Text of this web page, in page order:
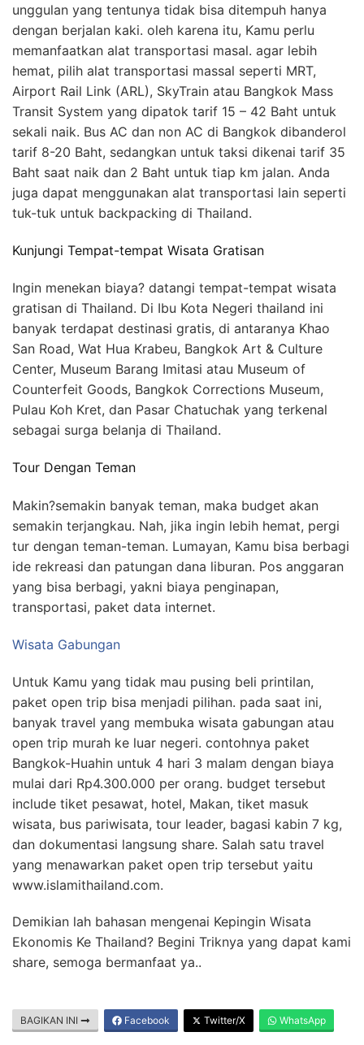
unggulan yang tentunya tidak bisa ditempuh hanya
dengan berjalan kaki. oleh karena itu, Kamu perlu
memanfaatkan alat transportasi masal. agar lebih
hemat, pilih alat transportasi massal seperti MRT,
Airport Rail Link (ARL), SkyTrain atau Bangkok Mass
Transit System yang dipatok tarif 15 – 42 Baht untuk
sekali naik. Bus AC dan non AC di Bangkok dibanderol
tarif 8-20 Baht, sedangkan untuk taksi dikenai tarif 35
Baht saat naik dan 2 Baht untuk tiap km jalan. Anda
juga dapat menggunakan alat transportasi lain seperti
tuk-tuk untuk backpacking di Thailand.
Kunjungi Tempat-tempat Wisata Gratisan
Ingin menekan biaya? datangi tempat-tempat wisata
gratisan di Thailand. Di Ibu Kota Negeri thailand ini
banyak terdapat destinasi gratis, di antaranya Khao
San Road, Wat Hua Krabeu, Bangkok Art & Culture
Center, Museum Barang Imitasi atau Museum of
Counterfeit Goods, Bangkok Corrections Museum,
Pulau Koh Kret, dan Pasar Chatuchak yang terkenal
sebagai surga belanja di Thailand.
Tour Dengan Teman
Makin?semakin banyak teman, maka budget akan
semakin terjangkau. Nah, jika ingin lebih hemat, pergi
tur dengan teman-teman. Lumayan, Kamu bisa berbagi
ide rekreasi dan patungan dana liburan. Pos anggaran
yang bisa berbagi, yakni biaya penginapan,
transportasi, paket data internet.
Wisata Gabungan
Untuk Kamu yang tidak mau pusing beli printilan,
paket open trip bisa menjadi pilihan. pada saat ini,
banyak travel yang membuka wisata gabungan atau
open trip murah ke luar negeri. contohnya paket
Bangkok-Huahin untuk 4 hari 3 malam dengan biaya
mulai dari Rp4.300.000 per orang. budget tersebut
include tiket pesawat, hotel, Makan, tiket masuk
wisata, bus pariwisata, tour leader, bagasi kabin 7 kg,
dan dokumentasi langsung share. Salah satu travel
yang menawarkan paket open trip tersebut yaitu
www.islamithailand.com.
Demikian lah bahasan mengenai Kepingin Wisata
Ekonomis Ke Thailand? Begini Triknya yang dapat kami
share, semoga bermanfaat ya..
BAGIKAN INI Facebook Twitter/X WhatsApp